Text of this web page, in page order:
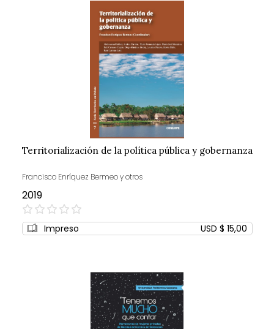
Territorialización de la política pública y gobernanza
Francisco Enríquez Bermeo y otros
2019
0%
Impreso USD $ 15,00